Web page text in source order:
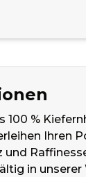
100 %
Ihren
und
in